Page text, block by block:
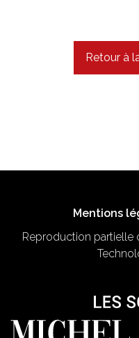
Retour à
Mentions
Reproduction partielle